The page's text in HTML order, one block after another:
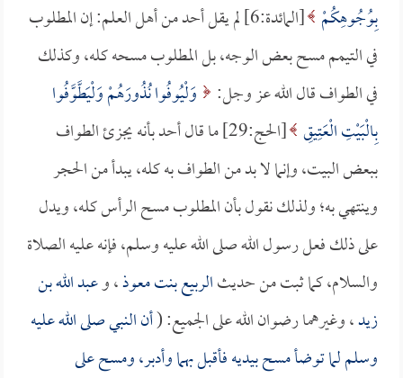
بِوُجُوهِكُمْ
[المائدة:6] لم يقل أحد من أهل العلم: إن المطلوب
في التيمم مسح بعض الوجه، بل المطلوب مسحه كله، وكذلك
في الطواف قال الله عز وجل:
وَلْيُوفُوا نُذُورَهُمْ وَلْيَطَّوَّفُوا
بِالْبَيْتِ الْعَتِيقِ
[الحج:29] ما قال أحد بأنه يجزئ الطواف
ببعض البيت، وإنما لا بد من الطواف به كله، يبدأ من الحجر
وينتهي به؛ ولذلك نقول بأن المطلوب مسح الرأس كله، ويدل
على ذلك فعل رسول الله صلى الله عليه وسلم، فإنه عليه الصلاة
والسلام، كما ثبت من حديثالربيع بنت معوذ، وعبد الله بن
زيد، وغيرهما رضوان الله على الجميع: (أن النبي صلى الله عليه
وسلم لما توضأ مسح بيديه فأقبل بهما وأدبر، ومسح على